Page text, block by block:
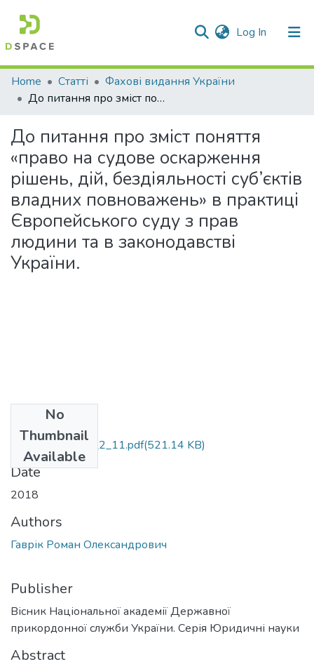
Log In (current)
Communities & Collections
All of DSpace
Statistics
Home Статті
Фахові видання України
До питання про зміст поняття «право на судове оскарження рішень, дій, бездіяльності суб’єктів владних повноважень» в практиці Європейського суду з прав людини та в законодавстві України.
До питання про зміст поняття
«право на судове оскарження
рішень, дій, бездіяльності суб’єктів
владних повноважень» в практиці
Європейського суду з прав
людини та в законодавстві
України.
No
Thumbnail
Available
vnadpcurn_2018_2_11.pdf(521.14 KB)
Date
2018
Authors
Гаврік Роман Олександрович
Publisher
Вісник Національної академії Державної
прикордонної служби України. Серія Юридичні науки
Abstract